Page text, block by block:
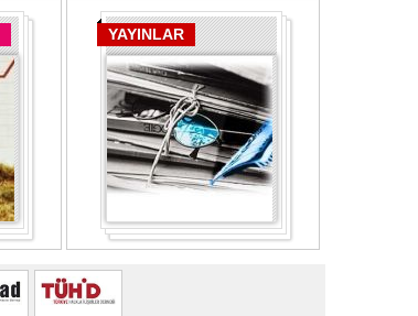
YAYINLAR